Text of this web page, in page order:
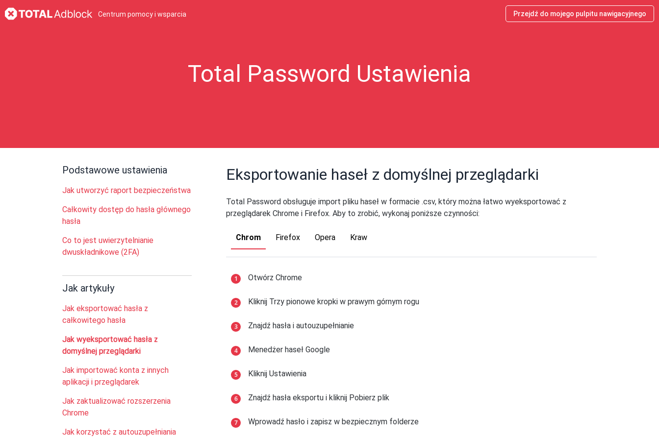
Centrum pomocy i wsparcia Przejdź do mojego pulpitu nawigacyjnego
Total Password Ustawienia
Podstawowe ustawienia
Jak utworzyć raport bezpieczeństwa
Całkowity dostęp do hasła głównego
hasła
Co to jest uwierzytelnianie
dwuskładnikowe (2FA)
Jak artykuły
Jak eksportować hasła z
całkowitego hasła
Jak wyeksportować hasła z
domyślnej przeglądarki
Jak importować konta z innych
aplikacji i przeglądarek
Jak zaktualizować rozszerzenia
Chrome
Jak korzystać z autouzupełniania
Eksportowanie haseł z domyślnej przeglądarki
Total Password obsługuje import pliku haseł w formacie .csv, który można łatwo wyeksportować z
przeglądarek Chrome i Firefox. Aby to zrobić, wykonaj poniższe czynności:
Chrom Firefox Opera Kraw
Otwórz Chrome
Kliknij Trzy pionowe kropki w prawym górnym rogu
Znajdź hasła i autouzupełnianie
Menedżer haseł Google
Kliknij Ustawienia
Znajdź hasła eksportu i kliknij Pobierz plik
Wprowadź hasło i zapisz w bezpiecznym folderze